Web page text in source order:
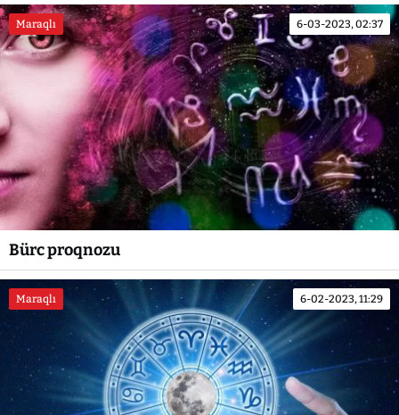
Maraqlı 6-03-2023, 02:37
Bürc proqnozu
Maraqlı 6-02-2023, 11:29